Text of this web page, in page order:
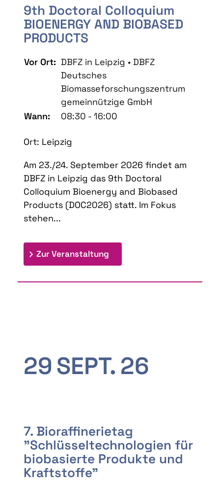
9th Doctoral Colloquium
BIOENERGY AND BIOBASED
PRODUCTS
Vor Ort: DBFZ in Leipzig • DBFZ
Deutsches
Biomasseforschungszentrum
gemeinnützige GmbH
Wann:
08:30 - 16:00
Ort: Leipzig
Am 23./24. September 2026 findet am
DBFZ in Leipzig das 9th Doctoral
Colloquium Bioenergy and Biobased
Products (DOC2026) statt. Im Fokus
stehen...
Zur Veranstaltung
29SEPT. 26
7. Bioraffinerietag
"Schlüsseltechnologien für
biobasierte Produkte und
Kraftstoffe"